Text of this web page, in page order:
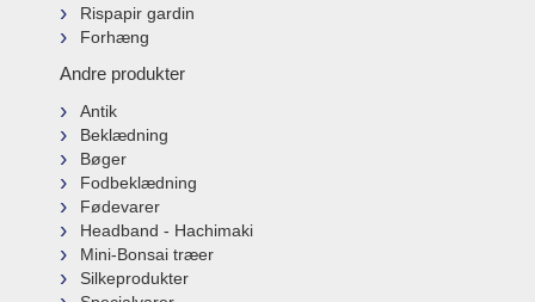
Rispapir gardin
Forhæng
Andre produkter
Antik
Beklædning
Bøger
Fodbeklædning
Fødevarer
Headband - Hachimaki
Mini-Bonsai træer
Silkeprodukter